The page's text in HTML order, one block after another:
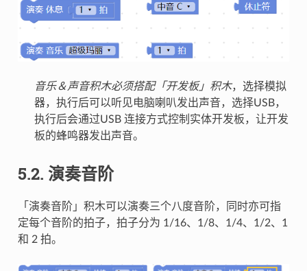
音乐＆声音积木必须搭配「开发板」积木，选择模拟
器，执行后可以听见电脑喇叭发出声音，选择USB，
执行后会通过USB 连接方式控制实体开发板，让开发
板的蜂鸣器发出声音。
5.2. 演奏音阶
「演奏音阶」积木可以演奏三个八度音阶，同时亦可指
定每个音阶的拍子，拍子分为 1/16、1/8、1/4、1/2、1
和 2 拍。